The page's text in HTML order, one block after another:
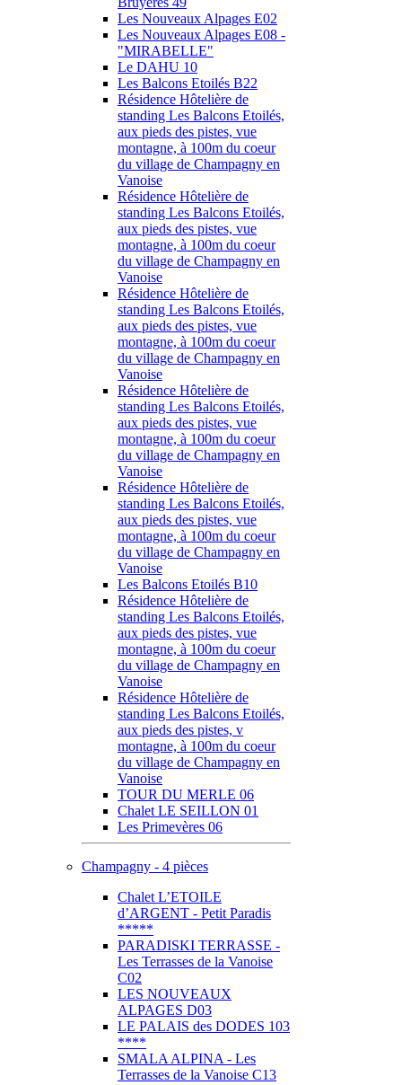
Les Nouveaux Alpages E02
Les Nouveaux Alpages E08 -
"MIRABELLE"
Le DAHU 10
Les Balcons Etoilés B22
Résidence Hôtelière de
standing Les Balcons Etoilés,
aux pieds des pistes, vue
montagne, à 100m du coeur
du village de Champagny en
Vanoise
Résidence Hôtelière de
standing Les Balcons Etoilés,
aux pieds des pistes, vue
montagne, à 100m du coeur
du village de Champagny en
Vanoise
Résidence Hôtelière de
standing Les Balcons Etoilés,
aux pieds des pistes, vue
montagne, à 100m du coeur
du village de Champagny en
Vanoise
Résidence Hôtelière de
standing Les Balcons Etoilés,
aux pieds des pistes, vue
montagne, à 100m du coeur
du village de Champagny en
Vanoise
Résidence Hôtelière de
standing Les Balcons Etoilés,
aux pieds des pistes, vue
montagne, à 100m du coeur
du village de Champagny en
Vanoise
Les Balcons Etoilés B10
Résidence Hôtelière de
standing Les Balcons Etoilés,
aux pieds des pistes, vue
montagne, à 100m du coeur
du village de Champagny en
Vanoise
Résidence Hôtelière de
standing Les Balcons Etoilés,
aux pieds des pistes, v
montagne, à 100m du coeur
du village de Champagny en
Vanoise
TOUR DU MERLE 06
Chalet LE SEILLON 01
Les Primevères 06
Champagny - 4 pièces
Chalet L’ETOILE
d’ARGENT - Petit Paradis
*****
PARADISKI TERRASSE -
Les Terrasses de la Vanoise
C02
LES NOUVEAUX
ALPAGES D03
LE PALAIS des DODES 103
****
SMALA ALPINA - Les
Terrasses de la Vanoise C13